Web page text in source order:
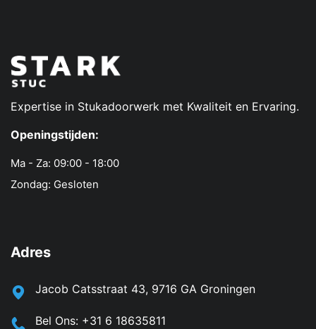
Expertise in Stukadoorwerk met Kwaliteit en Ervaring.
Openingstijden:
Ma - Za: 09:00 - 18:00
Zondag: Gesloten
Adres
Jacob Catsstraat 43, 9716 GA Groningen
Bel Ons: ‪+31 6 18635811‬